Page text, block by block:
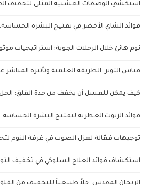
استكشفِ الوصفات العشبية المثلى لتخفيف
فوائد الشاي الأخضر في تفتيح البشرة
نوم هانئ خلال الرحلات الجوية: استراتيجيات
قياس التوتر: الطريقة العلمية وتأثيره
كيف يمكن للعسل أن يخفف من حدة القلق: الحل
فوائد الزيوت العطرية لتفتيح البشرة
توجيهات فعّالة لعزل الصوت في غرفة النوم
استكشاف فوائد العلاج السلوكي في تخفيف